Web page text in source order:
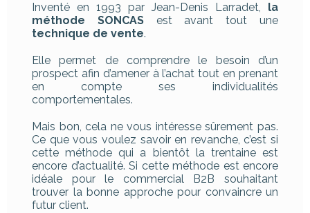
Inventé en 1993 par Jean-Denis Larradet, la
méthode SONCASest avant tout une
technique de vente.
Elle permet de comprendre le besoin d’un
prospect afin d’amener à l’achat tout en prenant
en compte ses individualités
comportementales.
Mais bon, cela ne vous intéresse sûrement pas.
Ce que vous voulez savoir en revanche, c’est si
cette méthode qui a bientôt la trentaine est
encore d’actualité. Si cette méthode est encore
idéale pour le commercial B2B souhaitant
trouver la bonne approche pour convaincre un
futur client.